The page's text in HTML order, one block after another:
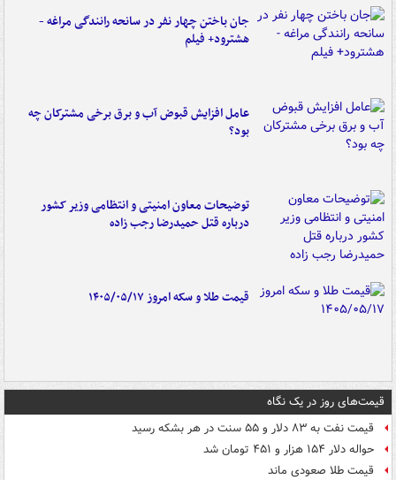
جان باختن چهار نفر در سانحه رانندگی مراغه -
هشترود+ فیلم
عامل افزایش قبوض آب و برق برخی مشترکان چه
بود؟
توضیحات معاون امنیتی و انتظامی وزیر کشور
درباره قتل حمیدرضا رجب زاده
قیمت طلا و سکه امروز ۱۴۰۵/۰۵/۱۷
قیمت‌های روز در یک نگاه
قیمت نفت به ۸۳ دلار و ۵۵ سنت در هر بشکه رسید
حواله دلار ۱۵۴ هزار و ۴۵۱ تومان شد
قیمت طلا صعودی ماند